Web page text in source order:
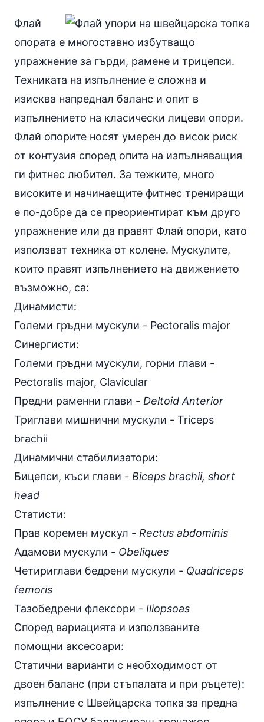
Флай
опората е многоставно избутващо
упражнение за гърди, рамене и трицепси.
Техниката на изпълнение е сложна и
изисква напреднал баланс и опит в
изпълнението на класически лицеви опори.
Флай опорите носят умерен до висок риск
от контузия според опита на изпълняващия
ги фитнес любител. За тежките, много
високите и начинаещите фитнес трениращи
е по-добре да се преориентират към друго
упражнение или да правят Флай опори, като
използват техника от колене. Мускулите,
които правят изпълнението на движението
възможно, са:
Динамисти:
Големи гръдни мускули - Pectoralis major
Синергисти:
Големи гръдни мускули, горни глави -
Pectoralis major, Clavicular
Предни раменни глави - Deltoid Anterior
Триглави мишнични мускули - Triceps
brachii
Динамични стабилизатори:
Бицепси, къси глави - Biceps brachii, short
head
Статисти:
Прав коремен мускул - Rectus abdominis
Адамови мускули - Obeliques
Четириглави бедрени мускули - Quadriceps
femoris
Тазобедрени флексори - Iliopsoas
Според вариацията и използваните
помощни аксесоари:
Статични варианти с необходимост от
двоен баланс (при стъпалата и при ръцете):
изпълнение с Швейцарска топка за предна